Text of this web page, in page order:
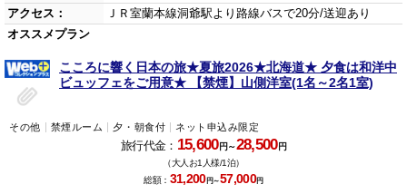
アクセス：
ＪＲ室蘭本線洞爺駅より路線バスで20分/送迎あり
オススメプラン
こころに響く日本の旅★夏旅2026★北海道★ 夕食は和洋中
ビュッフェをご用意★ 【禁煙】山側洋室(1名～2名1室)
その他 禁煙ルーム 夕・朝食付 ネット申込み限定
旅行代金： 15,600円～28,500円
（大人お1人様/1泊）
総額： 31,200円～57,000円